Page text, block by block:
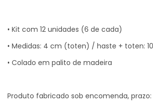
• Kit com 12 unidades (6 de cada)
• Medidas: 4 cm (toten) / haste + toten:
• Colado em palito de madeira
Produto fabricado sob encomenda, prazo: